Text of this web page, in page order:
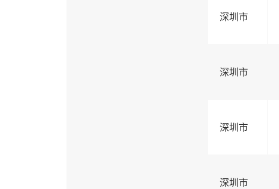
深圳市
深圳市
深圳市
深圳市